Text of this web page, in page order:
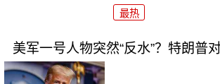
最热
美军一号人物突然“反水”？特朗普